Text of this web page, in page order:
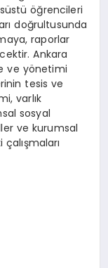
öğrencileri
doğrultusunda
raporlar
Ankara
ve yönetimi
tesis ve
varlık
sosyal
ve kurumsal